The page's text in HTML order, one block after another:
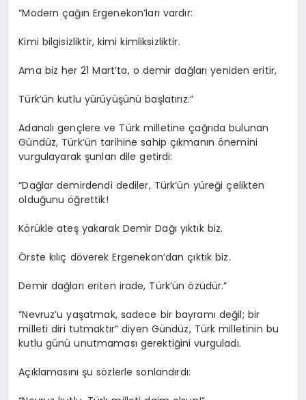
“Modern çağın Ergenekon’ları vardır:
Kimi bilgisizliktir, kimi kimliksizliktir.
Ama biz her 21 Mart’ta, o demir dağları yeniden eritir,
Türk’ün kutlu yürüyüşünü başlatırız.”
Adanalı gençlere ve Türk milletine çağrıda bulunan
Gündüz, Türk’ün tarihine sahip çıkmanın önemini
vurgulayarak şunları dile getirdi:
“Dağlar demirdendi dediler, Türk’ün yüreği çelikten
olduğunu öğrettik!
Körükle ateş yakarak Demir Dağı yıktık biz.
Örste kılıç döverek Ergenekon’dan çıktık biz.
Demir dağları eriten irade, Türk’ün özüdür.”
“Nevruz’u yaşatmak, sadece bir bayramı değil; bir
milleti diri tutmaktır” diyen Gündüz, Türk milletinin bu
kutlu günü unutmaması gerektiğini vurguladı.
Açıklamasını şu sözlerle sonlandırdı: